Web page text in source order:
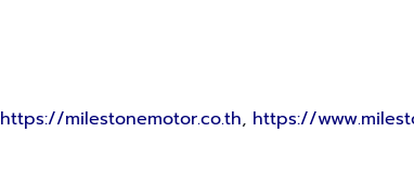
https://milestonemotor.co.th, https://